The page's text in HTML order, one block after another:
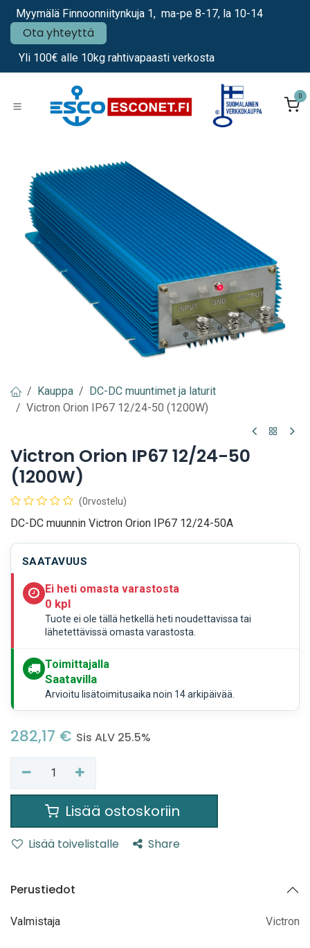
Siirry sisältöön
Myymälä Finnoonniitynkuja 1, ma-pe 8-17, la 10-14
Ota yhteyttä
Yli 100€ alle 10kg rahtivapaasti verkosta
0
Kauppa
DC-DC muuntimet ja laturit
Victron Orion IP67 12/24-50 (1200W)
Victron Orion IP67 12/24-50
(1200W)
(0rvostelu)
DC-DC muunnin Victron Orion IP67 12/24-50A
SAATAVUUS
Ei heti omasta varastosta
0 kpl
Tuote ei ole tällä hetkellä heti noudettavissa tai
lähetettävissä omasta varastosta.
Toimittajalla
Saatavilla
Arvioitu lisätoimitusaika noin 14 arkipäivää.
282,17 € Sis ALV 25.5%
Lisää ostoskoriin
Lisää toivelistalle Share
Perustiedot
Valmistaja Victron